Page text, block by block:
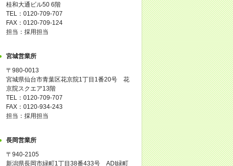
桂和大通ビル50 6階
TEL：0120-709-707
FAX：0120-709-124
担当：採用担当
宮城営業所
〒980-0013
宮城県仙台市青葉区花京院1丁目1番20号 花
京院スクエア13階
TEL：0120-709-707
FAX：0120-934-243
担当：採用担当
長岡営業所
〒940-2105
新潟県長岡市緑町1丁目38番433号 ADI緑町